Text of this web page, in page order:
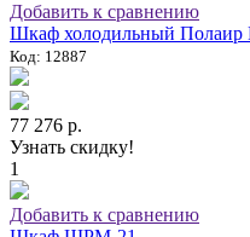
Добавить к сравнению
Шкаф холодильный
Код: 12887
77 276 р.
Узнать скидку!
1
Добавить к сравнению